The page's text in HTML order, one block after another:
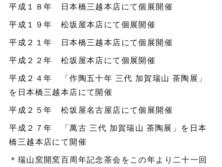
平成１８年 日本橋三越本店にて個展開催
平成１９年 松坂屋本店にて個展開催
平成２１年 日本橋三越本店にて個展開催
平成２２年 松坂屋本店にて個展開催
平成２４年 「作陶五十年 三代 加賀瑞山 茶陶展」
を日本橋三越本店にて開催
平成２５年 松坂屋名古屋店にて個展開催
平成２７年 「萬古 三代 加賀瑞山 茶陶展」を日本
橋三越本店にて開催
＊瑞山窯開窯百周年記念茶会をこの年より二十一回